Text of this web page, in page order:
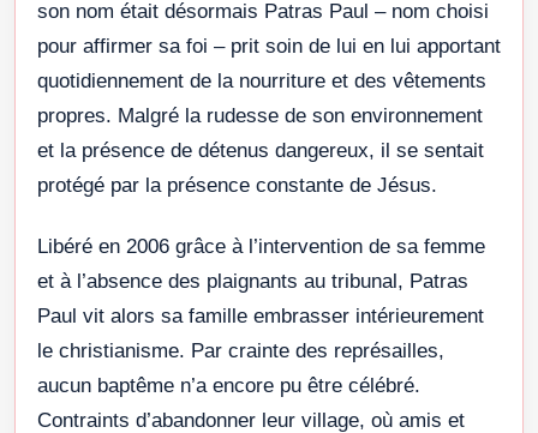
son nom était désormais Patras Paul – nom choisi
pour affirmer sa foi – prit soin de lui en lui apportant
quotidiennement de la nourriture et des vêtements
propres. Malgré la rudesse de son environnement
et la présence de détenus dangereux, il se sentait
protégé par la présence constante de Jésus.
Libéré en 2006 grâce à l’intervention de sa femme
et à l’absence des plaignants au tribunal, Patras
Paul vit alors sa famille embrasser intérieurement
le christianisme. Par crainte des représailles,
aucun baptême n’a encore pu être célébré.
Contraints d’abandonner leur village, où amis et